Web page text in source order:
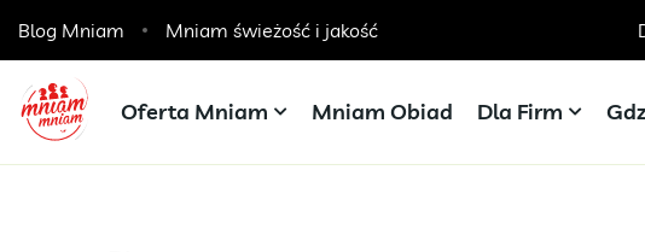
Blog Mniam Mniam świeżość i jakość
Catering dla szkół, przedszkoli i żłobków
Oferta Mniam Mniam Obiad Dla Firm